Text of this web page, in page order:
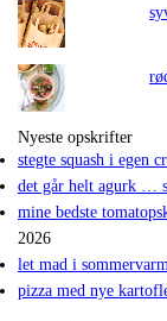
Nyeste opskrifter
stegte squash i egen
det går helt agurk …
mine bedste
2026
let mad i
pizza med nye